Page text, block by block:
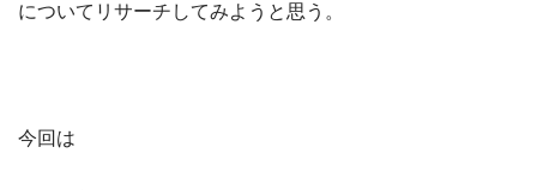
についてリサーチしてみようと思う。
今回は